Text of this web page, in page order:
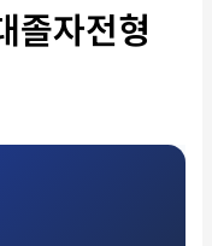
졸자전형